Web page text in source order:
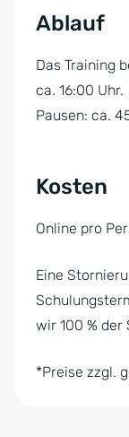
Ablauf
Das Training
ca. 16:00 Uhr.
Pausen: ca.
Kosten
Online pro
Eine
wir 100 % der
*Preise zzgl.